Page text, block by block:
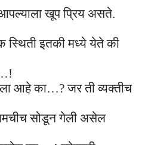
खूप प्रिय असते.
स्थिती इतकी मध्ये येते की
आहे का…?जर ती व्यक्तीच
सोडून गेली असेल